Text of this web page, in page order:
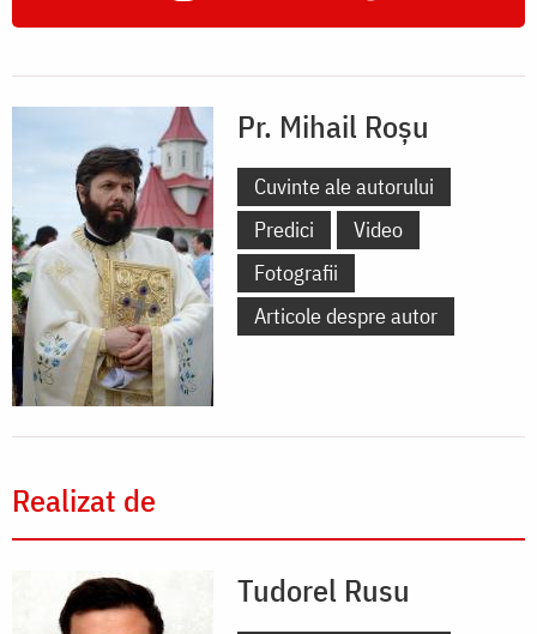
Pr. Mihail Roșu
Cuvinte ale autorului
Predici
Video
Fotografii
Articole despre autor
Realizat de
Tudorel Rusu